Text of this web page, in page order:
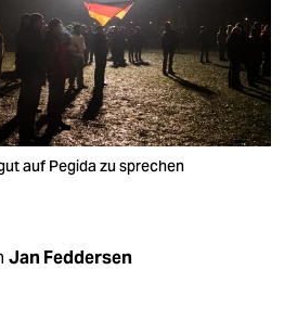
auf Pegida zu sprechen
Jan Feddersen